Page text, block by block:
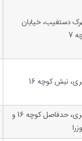
دستغیب، خیابان
7
نبش کوچه 16
شیراز، زرگری، حدفاصل کوچه 16 و